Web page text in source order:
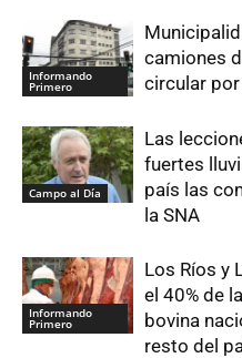
Informando
Primero
camiones
circular
Campo al Día
Las
fuertes
país las
la SNA
Informando
Primero
Los Ríos y
el 40% de
bovina
resto del